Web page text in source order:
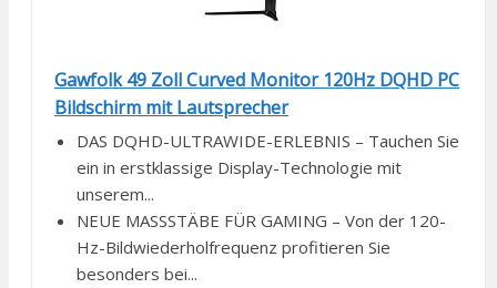
Gawfolk 49 Zoll Curved Monitor 120Hz DQHD PC
Bildschirm mit Lautsprecher
DAS DQHD-ULTRAWIDE-ERLEBNIS – Tauchen Sie
ein in erstklassige Display-Technologie mit
unserem...
NEUE MASSSTÄBE FÜR GAMING – Von der 120-
Hz-Bildwiederholfrequenz profitieren Sie
besonders bei...